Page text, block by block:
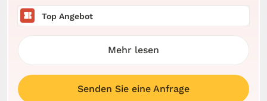
Top Angebot
Mehr lesen
Senden Sie eine Anfrage